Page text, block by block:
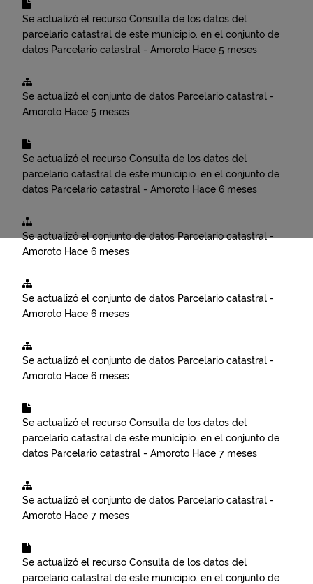
Se actualizó el recurso Consulta de los datos del
parcelario catastral de este municipio. en el conjunto de
datos Parcelario catastral - Amoroto Hace 5 meses
Se actualizó el conjunto de datos Parcelario catastral -
Amoroto Hace 5 meses
Se actualizó el recurso Consulta de los datos del
parcelario catastral de este municipio. en el conjunto de
datos Parcelario catastral - Amoroto Hace 6 meses
Se actualizó el conjunto de datosParcelario catastral -
Amoroto Hace 6 meses
Se actualizó el conjunto de datos Parcelario catastral -
Amoroto Hace 6 meses
Se actualizó el conjunto de datos Parcelario catastral -
Amoroto Hace 6 meses
Se actualizó el recurso Consulta de los datos del
parcelario catastral de este municipio. en el conjunto de
datos Parcelario catastral - Amoroto Hace 7 meses
Se actualizó el conjunto de datos Parcelario catastral -
Amoroto Hace 7 meses
Se actualizó el recurso Consulta de los datos del
parcelario catastral de este municipio. en el conjunto de